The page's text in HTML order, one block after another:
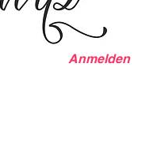
Anmelden